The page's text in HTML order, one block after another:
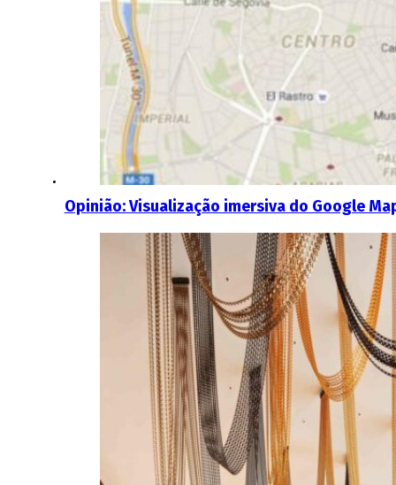
Opinião: Visualização imersiva do Google